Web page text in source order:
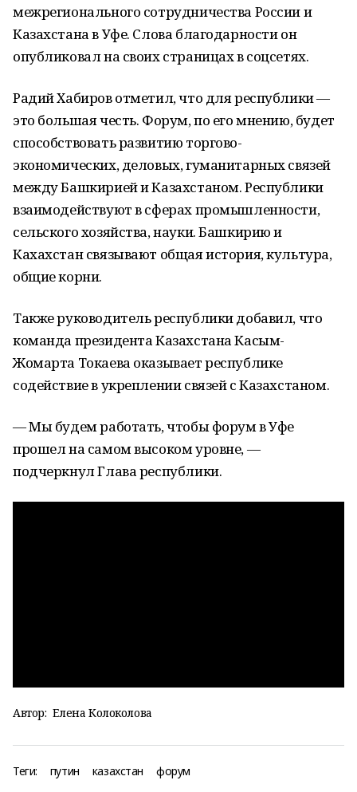
межрегионального сотрудничества России и
Казахстана в Уфе. Слова благодарности он
опубликовал на своих страницах в соцсетях.
Радий Хабиров отметил, что для республики —
это большая честь. Форум, по его мнению, будет
способствовать развитию торгово-
экономических, деловых, гуманитарных связей
между Башкирией и Казахстаном. Республики
взаимодействуют в сферах промышленности,
сельского хозяйства, науки. Башкирию и
Кахахстан связывают общая история, культура,
общие корни.
Также руководитель республики добавил, что
команда президента Казахстана Касым-
Жомарта Токаева оказывает республике
содействие в укреплении связей с Казахстаном.
— Мы будем работать, чтобы форум в Уфе
прошел на самом высоком уровне, —
подчеркнул Глава республики.
Автор: Елена Колоколова
Теги: путин казахстан форум